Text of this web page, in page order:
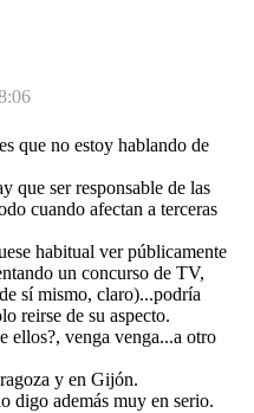
que no estoy hablando de
que ser responsable de las
cuando afectan a terceras
habitual ver públicamente
un concurso de TV,
sí mismo, claro)...podría
reirse de su aspecto.
ellos?, venga venga...a otro
y en Gijón.
digo además muy en serio.